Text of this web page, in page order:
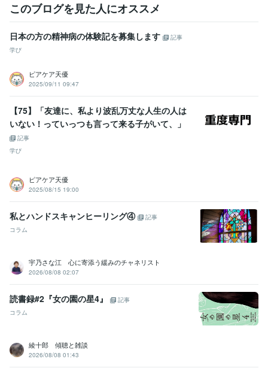
このブログを見た人にオススメ
日本の方の精神病の体験記を募集します
記事
学び
ピアケア天優
2025/09/11 09:47
【75】「友達に、私より波乱万丈な人生の人は
いない！っていっつも言って来る子がいて、」
記事
学び
ピアケア天優
2025/08/15 19:00
私とハンドスキャンヒーリング④
記事
コラム
宇乃さな江 心に寄添う緩みのチャネリスト
2026/08/08 02:07
読書録#2『女の園の星4』
記事
コラム
綾十郎 傾聴と雑談
2026/08/08 01:43